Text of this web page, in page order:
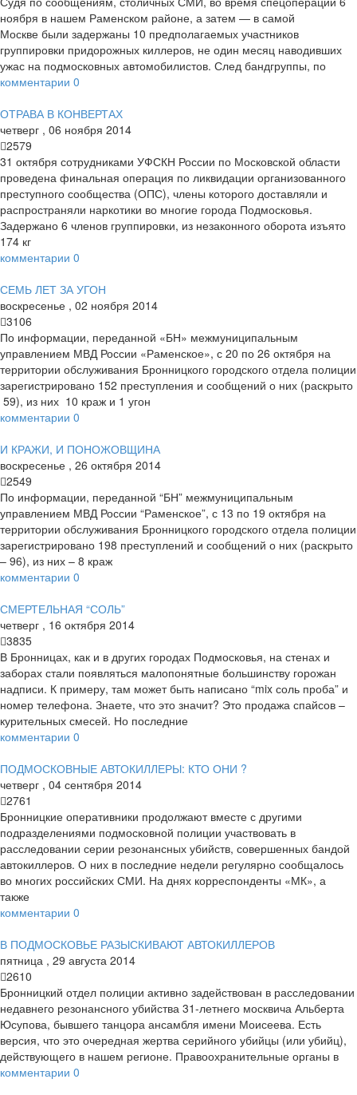
ноября в нашем Раменском районе, а затем — в самой
Москве были задержаны 10 предполагаемых участников
группировки придорожных киллеров, не один месяц наводивших
ужас на подмосковных автомобилистов. След бандгруппы, по
комментарии 0
ОТРАВА В КОНВЕРТАХ
четверг , 06 ноября 2014
2579
31 октября сотрудниками УФСКН России по Московской области
проведена финальная операция по ликвидации организованного
преступного сообщества (ОПС), члены которого доставляли и
распространяли наркотики во многие города Подмосковья.
Задержано 6 членов группировки, из незаконного оборота изъято
174 кг
комментарии 0
СЕМЬ ЛЕТ ЗА УГОН
воскресенье , 02 ноября 2014
3106
По информации, переданной «БН» межмуниципальным
управлением МВД России «Раменское», с 20 по 26 октября на
территории обслуживания Бронницкого городского отдела полиции
зарегистрировано 152 преступления и сообщений о них (раскрыто
­ 59), из них ­ 10 краж и 1 угон
комментарии 0
И КРАЖИ, И ПОНОЖОВЩИНА
воскресенье , 26 октября 2014
2549
По информации, переданной “БН” межмуниципальным
управлением МВД России “Раменское”, с 13 по 19 октября на
территории обслуживания Бронницкого городского отдела полиции
зарегистрировано 198 преступлений и сообщений о них (раскрыто
– 96), из них – 8 краж
комментарии 0
СМЕРТЕЛЬНАЯ “СОЛЬ”
четверг , 16 октября 2014
3835
В Бронницах, как и в других городах Подмосковья, на стенах и
заборах стали появляться малопонятные большинству горожан
надписи. К примеру, там может быть написано “mix соль проба” и
номер телефона. Знаете, что это значит? Это продажа спайсов –
курительных смесей. Но последние
комментарии 0
ПОДМОСКОВНЫЕ АВТОКИЛЛЕРЫ: КТО ОНИ ?
четверг , 04 сентября 2014
2761
Бронницкие оперативники продолжают вместе с другими
подразделениями подмосковной полиции участвовать в
расследовании серии резонансных убийств, совершенных бандой
автокиллеров. О них в последние недели регулярно сообщалось
во многих российских СМИ. На днях корреспонденты «МК», а
также
комментарии 0
В ПОДМОСКОВЬЕ РАЗЫСКИВАЮТ АВТОКИЛЛЕРОВ
пятница , 29 августа 2014
2610
Бронницкий отдел полиции активно задействован в расследовании
недавнего резонансного убийства 31-летнего москвича Альберта
Юсупова, бывшего танцора ансамбля имени Моисеева. Есть
версия, что это очередная жертва серийного убийцы (или убийц),
действующего в нашем регионе. Правоохранительные органы в
комментарии 0